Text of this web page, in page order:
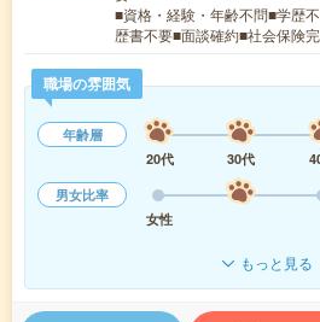
■資格・経験・年齢不問■学歴
歴書不要■面談確約■社会保険
職場の雰囲気
年齢層
20代
30代
男女比率
女性
もっと見る